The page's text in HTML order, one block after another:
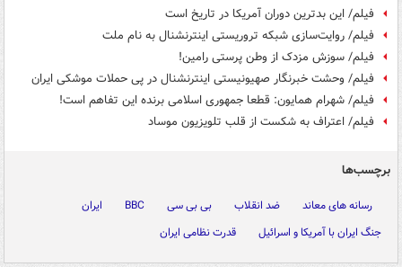
فیلم/ این بدترین دوران آمریکا در تاریخ است
فیلم/ روایت‌سازی شبکه تروریستی اینترنشنال به نام ملت
فیلم/ سوزش مزدک از وطن پرستی رامین!
فیلم/ وحشت خبرنگار صهیونیستی اینترنشنال در پی حملات موشکی ایران
فیلم/ شهرام همایون: قطعا جمهوری اسلامی برنده این تفاهم است!
فیلم/ اعتراف به شکست از قلب تلویزیون موساد
برچسب‌ها
رسانه های معاند ضد انقلاب بی بی سی BBC
ایران
جنگ ایران با آمریکا و اسرائیل
قدرت نظامی ایران